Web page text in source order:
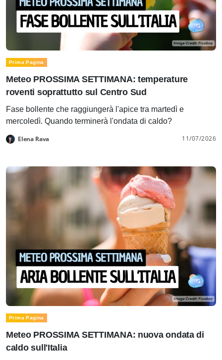
Prima Pagina
Meteo PROSSIMA SETTIMANA: temperature
roventi soprattutto sul Centro Sud
Fase bollente che raggiungerà l'apice tra martedì e
mercoledì. Quando terminerà l'ondata di caldo?
Elena Rava 11/07/2026
Prima Pagina
Meteo PROSSIMA SETTIMANA: nuova ondata di
caldo sull'Italia